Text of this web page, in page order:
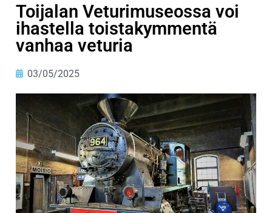
Toijalan Veturimuseossa voi
ihastella toistakymmentä
vanhaa veturia
03/05/2025